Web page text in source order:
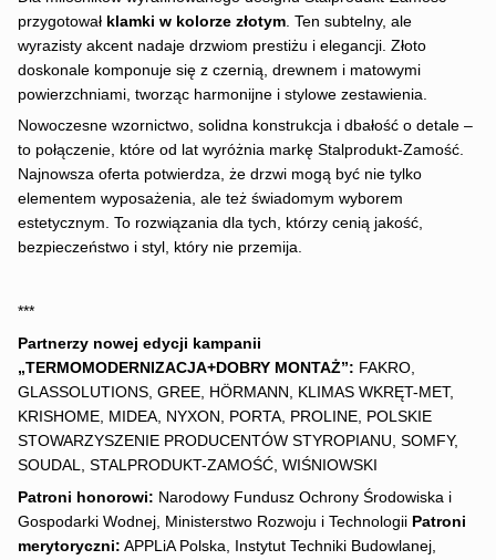
przygotował klamki w kolorze złotym. Ten subtelny, ale
wyrazisty akcent nadaje drzwiom prestiżu i elegancji. Złoto
doskonale komponuje się z czernią, drewnem i matowymi
powierzchniami, tworząc harmonijne i stylowe zestawienia.
Nowoczesne wzornictwo, solidna konstrukcja i dbałość o detale –
to połączenie, które od lat wyróżnia markę Stalprodukt-Zamość.
Najnowsza oferta potwierdza, że drzwi mogą być nie tylko
elementem wyposażenia, ale też świadomym wyborem
estetycznym. To rozwiązania dla tych, którzy cenią jakość,
bezpieczeństwo i styl, który nie przemija.
***
Partnerzy nowej edycji kampanii
„TERMOMODERNIZACJA+DOBRY MONTAŻ”: FAKRO,
GLASSOLUTIONS, GREE, HÖRMANN, KLIMAS WKRĘT-MET,
KRISHOME, MIDEA, NYXON, PORTA, PROLINE, POLSKIE
STOWARZYSZENIE PRODUCENTÓW STYROPIANU, SOMFY,
SOUDAL, STALPRODUKT-ZAMOŚĆ, WIŚNIOWSKI
Patroni honorowi: Narodowy Fundusz Ochrony Środowiska i
Gospodarki Wodnej, Ministerstwo Rozwoju i Technologii Patroni
merytoryczni: APPLiA Polska, Instytut Techniki Budowlanej,